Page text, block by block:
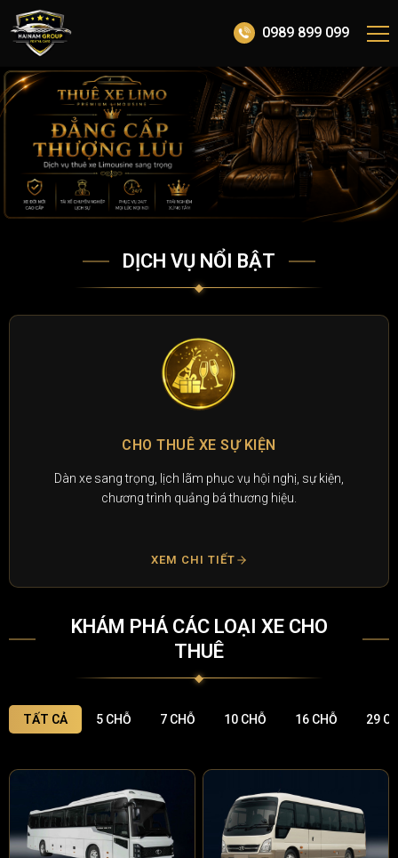
0989 899 099
DỊCH VỤ NỔI BẬT
CHO THUÊ XE SỰ KIỆN
Dàn xe sang trọng, lịch lãm phục vụ hội nghị, sự kiện,
chương trình quảng bá thương hiệu.
XEM CHI TIẾT
KHÁM PHÁ CÁC LOẠI XE CHO
THUÊ
TẤT CẢ 5 CHỖ 7 CHỖ 10 CHỖ 16 CHỖ 29